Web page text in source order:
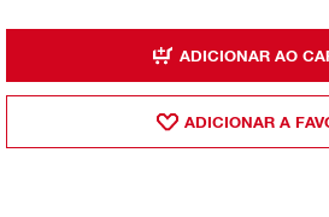
ADICIONAR AO
ADICIONAR A